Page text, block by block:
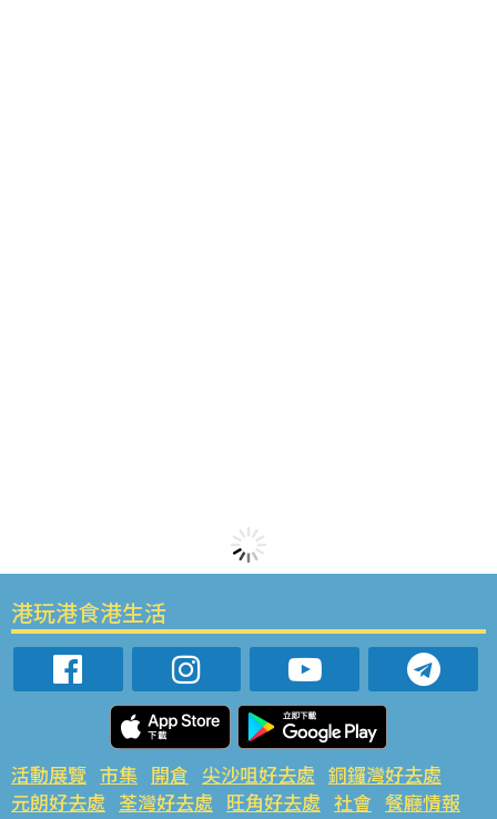
港玩港食港生活
活動展覽 市集 開倉 尖沙咀好去處 銅鑼灣好去處
元朗好去處 荃灣好去處 旺角好去處 社會 餐廳情報